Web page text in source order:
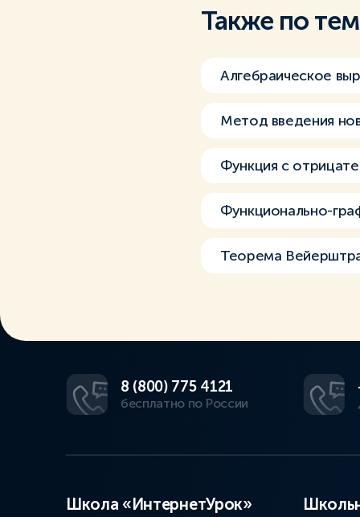
Также по
Алгебраическое
Метод введения
Функция с
Функционально-
Теорема
8 (800) 775 4121
бесплатно по России
Школа «ИнтернетУрок»